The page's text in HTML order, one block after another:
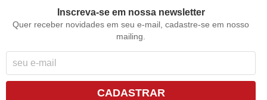
Inscreva-se em nossa newsletter
Quer receber novidades em seu e-mail, cadastre-se em nosso
mailing.
CADASTRAR